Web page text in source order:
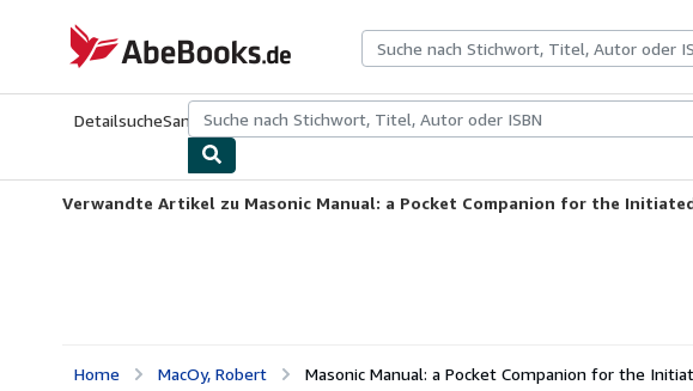
AbeBooks.de
DetailsucheSammlungenAntiquarische BücherKunst & Sammlerstücke
Verwandte Artikel zu Masonic Manual: a Pocket Companion for the
Home MacOy, Robert Masonic Manual: a Pocket Companion for the